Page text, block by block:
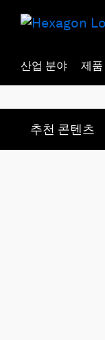
산업 분야 제품
추천 콘텐츠